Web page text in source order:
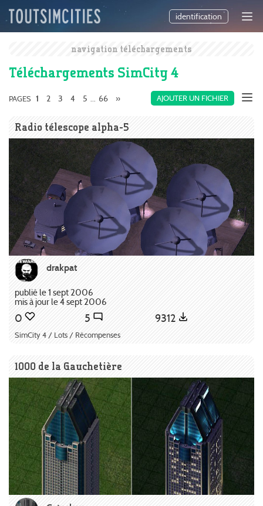
identification
navigation téléchargements
Téléchargements SimCity 4
AJOUTER UN FICHIER
PAGES 1 2 3 4 5 ... 66 »
Radio télescope alpha-5
drakpat
publié le 1 sept 2006
mis à jour le 4 sept 2006
0 5 9312
SimCity 4 / Lots / Récompenses
1000 de la Gauchetière